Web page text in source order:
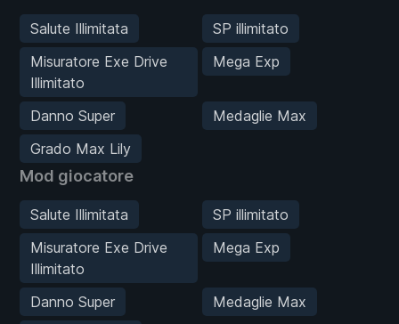
Salute Illimitata
SP illimitato
Misuratore Exe Drive
Illimitato
Mega Exp
Danno Super
Medaglie Max
Grado Max Lily
Mod giocatore
Salute Illimitata
SP illimitato
Misuratore Exe Drive
Illimitato
Mega Exp
Danno Super
Medaglie Max